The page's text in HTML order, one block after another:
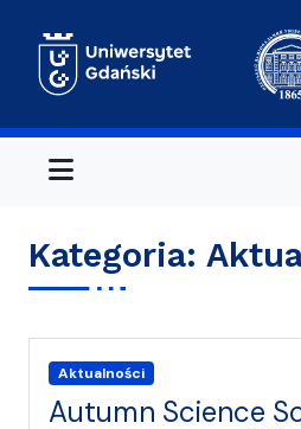
Menu
Kategoria:
Aktualności
Autumn Science